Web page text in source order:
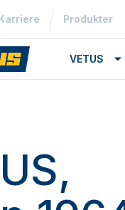
Produkter
VETUS